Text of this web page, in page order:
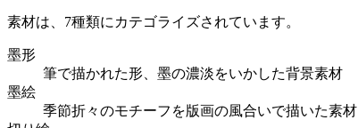
素材は、7種類にカテゴライズされています。
墨形
筆で描かれた形、墨の濃淡をいかした背景素材
墨絵
季節折々のモチーフを版画の風合いで描いた素材